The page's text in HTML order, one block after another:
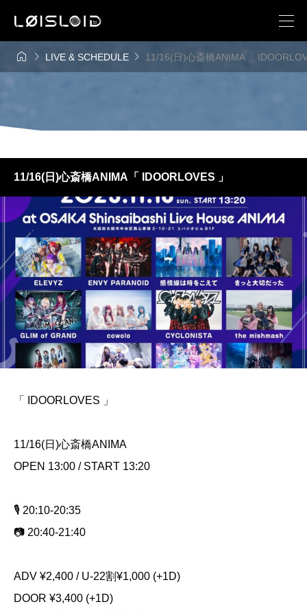
  LIVE & SCHEDULE  11/16(日)心斎橋ANIMA「
11/16(日)心斎橋ANIMA「 IDOORLOVES 」
「 IDOORLOVES 」
11/16(日)心斎橋ANIMA
OPEN 13:00 / START 13:20
🎙️ 20:10-20:35
📷 20:40-21:40
ADV ¥2,400 / U-22割¥1,000 (+1D)
DOOR ¥3,400 (+1D)